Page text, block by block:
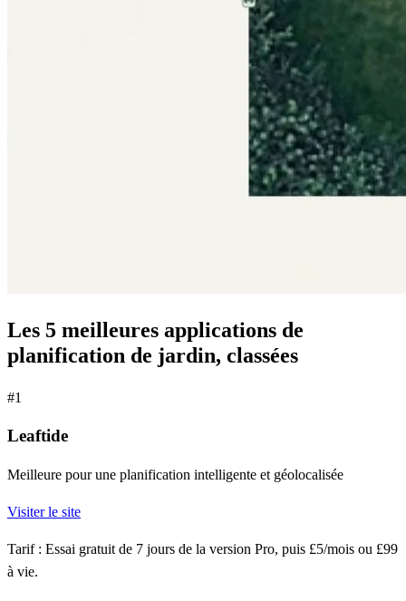
Les 5 meilleures applications de
planification de jardin, classées
#1
Leaftide
Meilleure pour une planification intelligente et géolocalisée
Visiter le site
Tarif : Essai gratuit de 7 jours de la version Pro, puis £5/mois ou £99
à vie.